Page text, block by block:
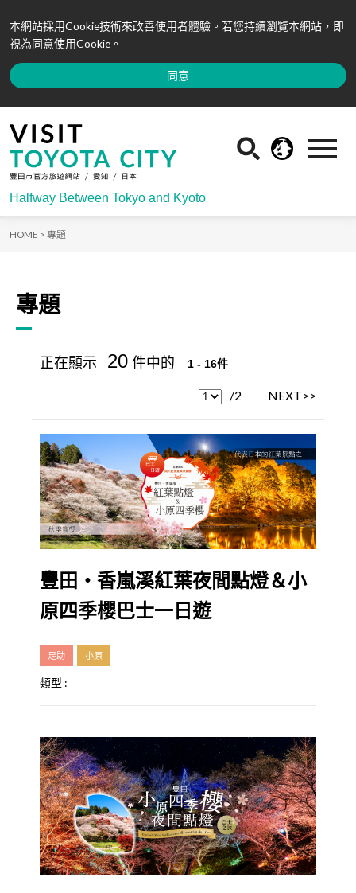
本網站採用Cookie技術來改善使用者體驗。若您持續瀏覽本網站，即
視為同意使用Cookie。
同意
Halfway Between Tokyo and Kyoto
HOME > 專題
專題
正在顯示 20 件中的 1 - 16件
/2 NEXT>>
豐田・香嵐溪紅葉夜間點燈＆小
原四季櫻巴士一日遊
足助 小原
類型 :